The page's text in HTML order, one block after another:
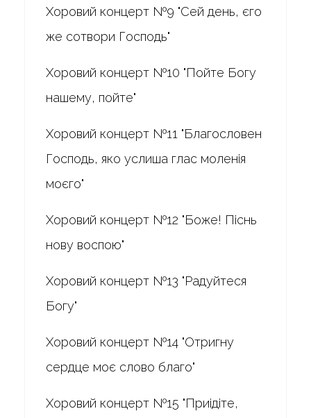
Хоровий концерт №9 "Сей день, єго
же сотвори Господь"
Хоровий концерт №10 "Пойте Богу
нашему, пойте"
Хоровий концерт №11 "Благословен
Господь, яко услиша глас моленія
моєго"
Хоровий концерт №12 "Боже! Піснь
нову воспою"
Хоровий концерт №13 "Радуйтеся
Богу"
Хоровий концерт №14 "Отригну
сердце моє слово благо"
Хоровий концерт №15 "Приідіте,